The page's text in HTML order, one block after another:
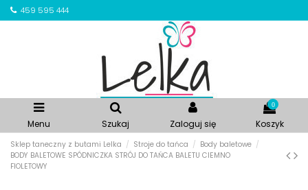
459 595 444
Menu Szukaj Zaloguj się
0
Koszyk
Sklep taneczny z butami Lelka Stroje do tańca
Body baletowe
BODY BALETOWE SPÓDNICZKA STRÓJ DO TAŃCA BALETU CIEMNO
FIOLETOWY